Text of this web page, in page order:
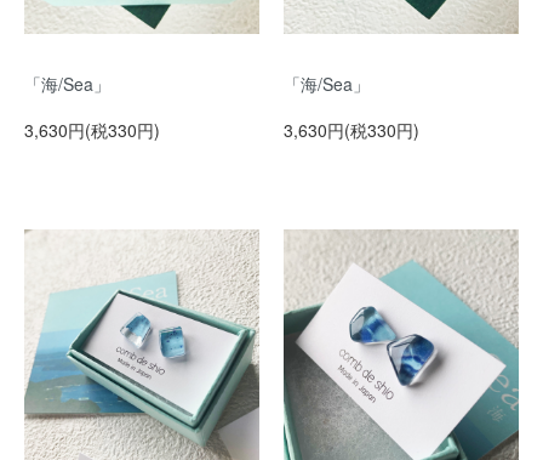
「海/Sea」
3,630円(税330円)
「海/Sea」
3,630円(税330円)